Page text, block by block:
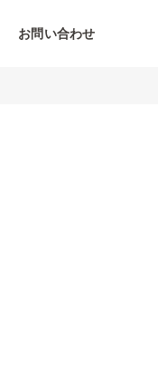
お問い合わせ